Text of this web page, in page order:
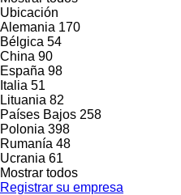
Ubicación
Alemania 170
Bélgica 54
China 90
España 98
Italia 51
Lituania 82
Países Bajos 258
Polonia 398
Rumanía 48
Ucrania 61
Mostrar todos
Registrar su empresa